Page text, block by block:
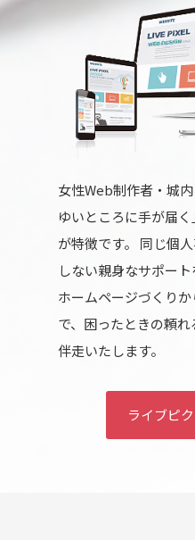
女性Web制作者・城
ゆいところに手が届
が特徴です。 同じ個
しない親身なサポート
ホームページづくり
で、困ったときの頼
伴走いたします。
ライブピ